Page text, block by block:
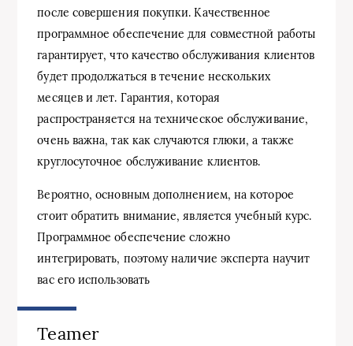
после совершения покупки. Качественное
программное обеспечение для совместной работы
гарантирует, что качество обслуживания клиентов
будет продолжаться в течение нескольких
месяцев и лет. Гарантия, которая
распространяется на техническое обслуживание,
очень важна, так как случаются глюки, а также
круглосуточное обслуживание клиентов.
Вероятно, основным дополнением, на которое
стоит обратить внимание, является учебный курс.
Программное обеспечение сложно
интегрировать, поэтому наличие эксперта научит
вас его использовать
Teamer